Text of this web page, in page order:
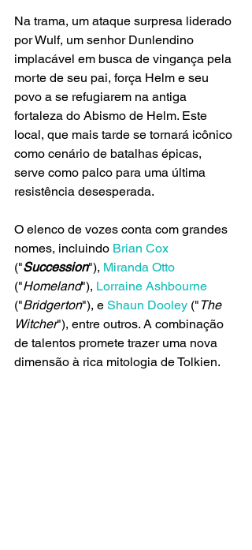
Na trama, um ataque surpresa liderado
por Wulf, um senhor Dunlendino
implacável em busca de vingança pela
morte de seu pai, força Helm e seu
povo a se refugiarem na antiga
fortaleza do Abismo de Helm. Este
local, que mais tarde se tornará icônico
como cenário de batalhas épicas,
serve como palco para uma última
resistência desesperada.
O elenco de vozes conta com grandes
nomes, incluindo Brian Cox
("Succession"), Miranda Otto
("Homeland"), Lorraine Ashbourne
("Bridgerton"), e Shaun Dooley ("The
Witcher"), entre outros. A combinação
de talentos promete trazer uma nova
dimensão à rica mitologia de Tolkien.